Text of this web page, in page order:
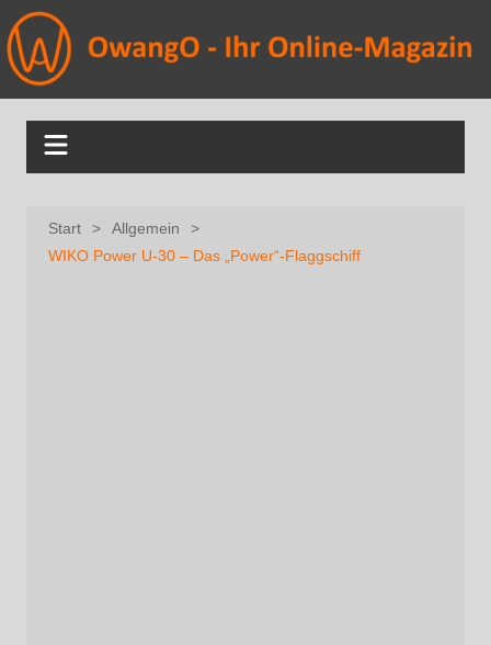
Start
Allgemein
WIKO Power U-30 – Das „Power“-Flaggschiff